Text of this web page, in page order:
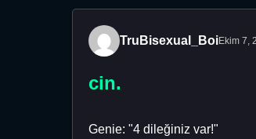
TruBisexual_BoiEkim 7,
cin.
Genie: "4 dileğiniz var!"